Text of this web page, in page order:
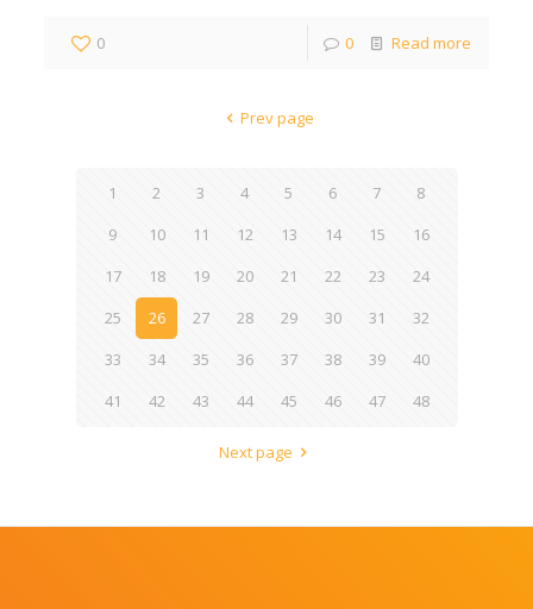
0 0 Read more
Prev page
1 2 3 4 5 6 7
8
9
10 11 12 13 14 15
16
17
18 19 20 21 22 23
24
25
26 27 28 29 30 31
32
33
34 35 36 37 38 39
40
41
42 43 44 45 46 47 48
Next page